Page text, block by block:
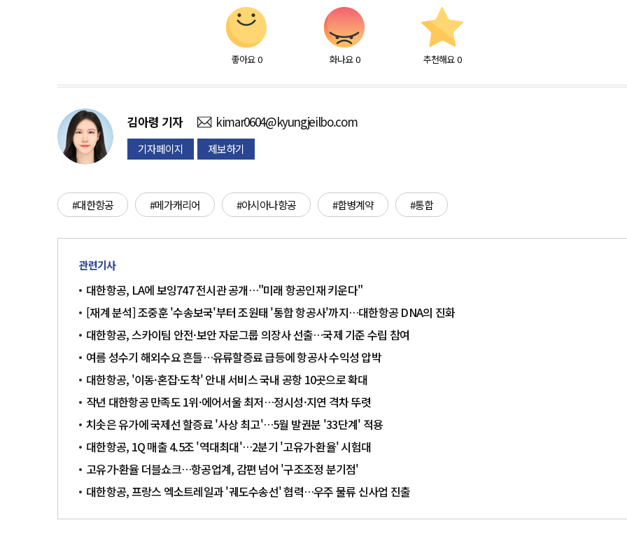
좋아요 0 화나요 0 추천해요 0
김아령 기자 kimar0604@kyungjeilbo.com
기자페이지 제보하기
#대한항공 #메가캐리어 #아시아나항공 #합병계약 #통합
관련기사
대한항공, LA에 보잉747 전시관 공개…"미래 항공인재 키운다"
[재계 분석] 조중훈 '수송보국'부터 조원태 '통합 항공사'까지…대한항공 DNA의 진화
대한항공, 스카이팀 안전·보안 자문그룹 의장사 선출…국제 기준 수립 참여
여름 성수기 해외수요 흔들…유류할증료 급등에 항공사 수익성 압박
대한항공, '이동·혼잡·도착' 안내 서비스 국내 공항 10곳으로 확대
작년 대한항공 만족도 1위·에어서울 최저…정시성·지연 격차 뚜렷
치솟은 유가에 국제선 할증료 '사상 최고'…5월 발권분 '33단계' 적용
대한항공, 1Q 매출 4.5조 '역대최대'…2분기 '고유가·환율' 시험대
고유가·환율 더블쇼크…항공업계, 감편 넘어 '구조조정 분기점'
대한항공, 프랑스 엑소트레일과 '궤도수송선' 협력…우주 물류 신사업 진출